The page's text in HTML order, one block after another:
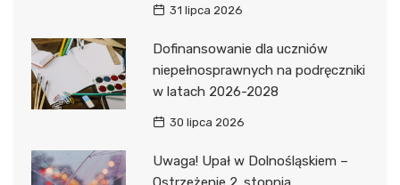
31 lipca 2026
Dofinansowanie dla uczniów
niepełnosprawnych na podręczniki
w latach 2026-2028
30 lipca 2026
Uwaga! Upał w Dolnośląskiem –